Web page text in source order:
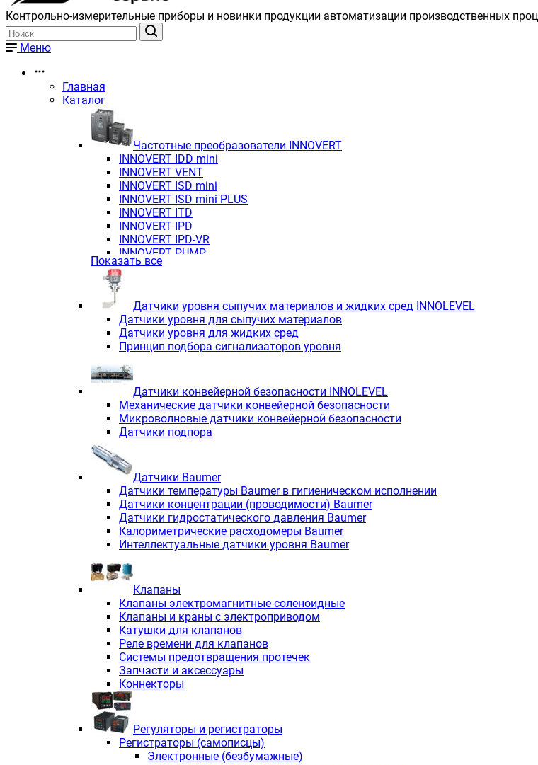
Контрольно-измерительные приборы и новинки продукции автоматизации производственных
Меню
Главная
Каталог
Частотные преобразователи INNOVERT
INNOVERT IDD mini
INNOVERT VENT
INNOVERT ISD mini
INNOVERT ISD mini PLUS
INNOVERT ITD
INNOVERT IРD
INNOVERT IРD-VR
INNOVERT PUMP
Показать все
Датчики уровня сыпучих материалов и жидких сред INNOLEVEL
Датчики уровня для сыпучих материалов
Датчики уровня для жидких сред
Принцип подбора сигнализаторов уровня
Датчики конвейерной безопасности INNOLEVEL
Механические датчики конвейерной безопасности
Микроволновые датчики конвейерной безопасности
Датчики подпора
Датчики Baumer
Датчики температуры Baumer в гигиеническом исполнении
Датчики концентрации (проводимости) Baumer
Датчики гидростатического давления Baumer
Калориметрические расходомеры Baumer
Интеллектуальные датчики уровня Baumer
Клапаны
Клапаны электромагнитные соленоидные
Клапаны и краны с электроприводом
Катушки для клапанов
Реле времени для клапанов
Системы предотвращения протечек
Запчасти и аксессуары
Коннекторы
Регуляторы и регистраторы
Регистраторы (самописцы)
Электронные (безбумажные)